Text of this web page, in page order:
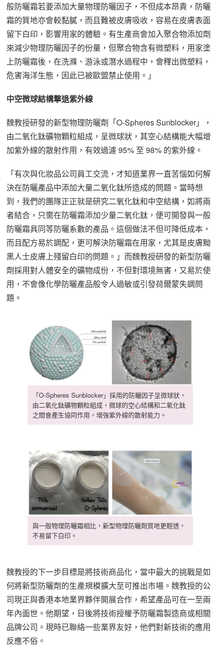
般防曬霜若要添加大量物理防曬因子，不但成本昂貴，防曬
霜的質地亦會較黏膩，而且難被皮膚吸收，容易在皮膚表面
留下白印，影響用家的體驗。有生產商會加入聚合物添加劑
來減少物理防曬因子的份量，但聚合物含有微塑料，用家塗
上防曬霜後，在洗滌、游泳或潛水過程中，會釋出微塑料，
危害海洋生態，因此已被歐盟禁止使用。」
中空微球結構撃退紫外線
魏教授研發的新型物理防曬劑「O-Spheres Sunblocker」，
由二氧化鈦礦物顆粒組成，呈微球狀，其空心結構能大幅增
加紫外線的散射作用，有效過濾 95% 至 98% 的紫外線。
「有次與化妝品公司員工交流，才知道業界一直苦惱如何解
決在防曬產品中添加大量二氧化鈦所造成的問題。當時想
到，我們的團隊正正就是研究二氧化鈦和中空結構，如將兩
者結合，只需在防曬霜添加少量二氧化鈦，便可開發與一般
防曬霜具同等防曬系數的產品。這個做法不但可降低成本，
而且配方易於調配，更可解決防曬霜在用家，尤其是皮膚黝
黑人士皮膚上殘留白印的問題。」而魏教授研發的新型防曬
劑採用對人體安全的礦物成份，不但對環境無害，又易於使
用，不會像化學防曬產品般令人過敏或引發荷爾蒙失調問
題。
「O-Spheres Sunblocker」採用的防曬因子呈微球狀，
由二氧化鈦礦物顆粒組成，微球的空心結構和二氧化鈦
之間會產生協同作用，增強紫外線的散射能力。
與一般物理防曬霜相比，新型物理防曬劑質地更輕透，
不易留下白印。
魏教授的下一步目標是將技術商品化，當中最大的挑戰是如
何將新型防曬劑的生產規模擴大至可推出市場。魏教授的公
司現正與香港本地業界夥伴開展合作，希望產品可在一至兩
年內面世。他期望，日後將技術授權予防曬霜製造商或相關
品牌公司。現時已聯絡一些業界友好，他們對新技術的應用
反應不俗。